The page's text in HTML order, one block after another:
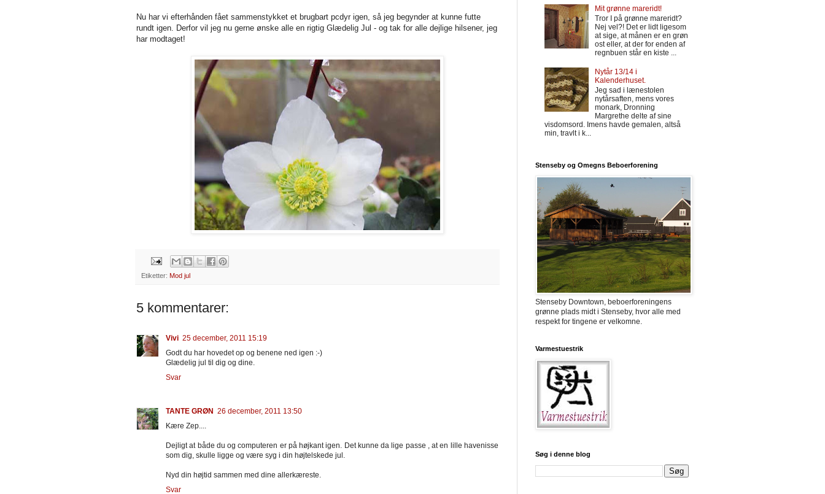
Nu har vi efterhånden fået sammenstykket et brugbart pcdyr igen, så jeg begynder at kunne futte
rundt igen. Derfor vil jeg nu gerne ønske alle en rigtig Glædelig Jul - og tak for alle dejlige hilsener, jeg
har modtaget!
Etiketter: Mod jul
5 kommentarer:
Vivi 25 december, 2011 15:19
Godt du har hovedet op og benene ned igen :-)
Glædelig jul til dig og dine.
Svar
TANTE GRØN 26 december, 2011 13:50
Kære Zep....
Dejligt at både du og computeren er på højkant igen. Det kunne da lige passe , at en lille havenisse
som dig, skulle ligge og være syg i din højtelskede jul.
Nyd din højtid sammen med dine allerkæreste.
Svar
Mit grønne mareridt!
Tror I på grønne mareridt?
Nej vel?! Det er lidt ligesom
at sige, at månen er en grøn
ost eller, at der for enden af
regnbuen står en kiste ...
Nytår 13/14 i
Kalenderhuset.
Jeg sad i lænestolen
nytårsaften, mens vores
monark, Dronning
Margrethe delte af sine
visdomsord. Imens havde gemalen, altså
min, travlt i k...
Stenseby og Omegns Beboerforening
Stenseby Downtown, beboerforeningens
grønne plads midt i Stenseby, hvor alle med
respekt for tingene er velkomne.
Varmestuestrik
Søg i denne blog